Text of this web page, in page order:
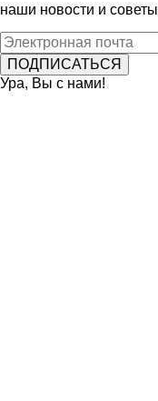
наши новости и советы
Ура, Вы с нами!